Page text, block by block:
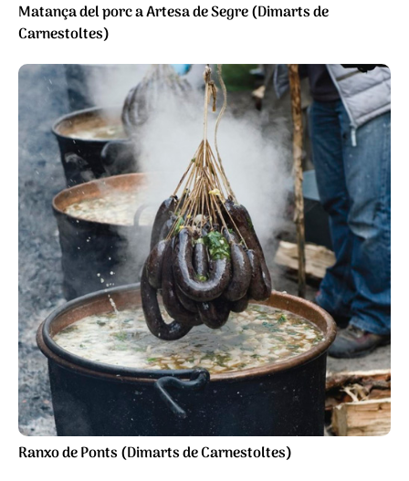
Matança del porc a Artesa de Segre (Dimarts de
Carnestoltes)
Ranxo de Ponts (Dimarts de Carnestoltes)